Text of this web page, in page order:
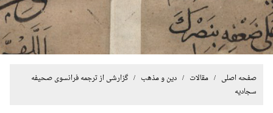
صفحه اصلی /مقالات /دین و مذهب / گزارشی از ترجمه فرانسوی صحیفه
سجادیه